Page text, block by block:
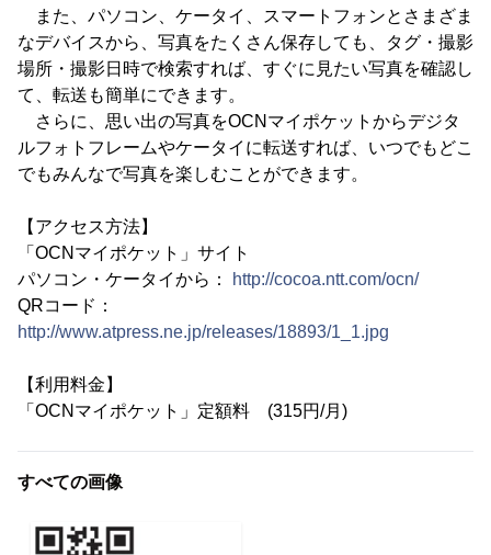
また、パソコン、ケータイ、スマートフォンとさまざま
なデバイスから、写真をたくさん保存しても、タグ・撮影
場所・撮影日時で検索すれば、すぐに見たい写真を確認し
て、転送も簡単にできます。
さらに、思い出の写真をOCNマイポケットからデジタ
ルフォトフレームやケータイに転送すれば、いつでもどこ
でもみんなで写真を楽しむことができます。
【アクセス方法】
「OCNマイポケット」サイト
パソコン・ケータイから：
http://cocoa.ntt.com/ocn/
QRコード：
http://www.atpress.ne.jp/releases/18893/1_1.jpg
【利用料金】
「OCNマイポケット」定額料 (315円/月)
すべての画像